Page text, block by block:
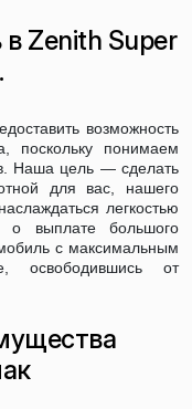
Zenith Super
возможность
поскольку понимаем
Наша цель — сделать
для вас, нашего
легкостью
о выплате большого
с максимальным
освободившись от